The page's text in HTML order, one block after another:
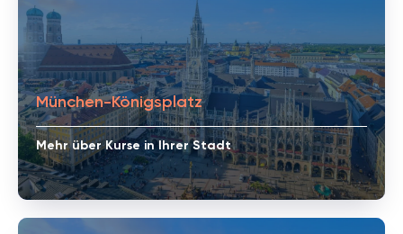
München-Königsplatz
Mehr über Kurse in Ihrer Stadt